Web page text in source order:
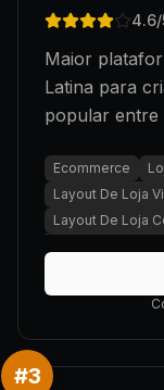
4.6
Maior
Latina para
popular entre
Ecommerce
Layout De Loja
Layout De Loja
#3